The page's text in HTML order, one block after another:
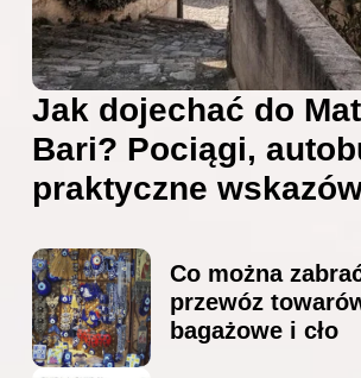
Jak dojechać do
Bari? Pociągi,
praktyczne
Co można
przewóz
bagażowe i cło